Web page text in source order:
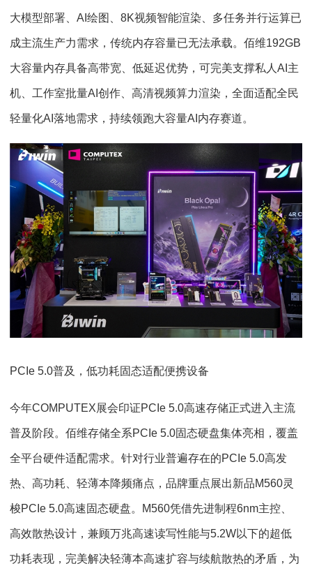
大模型部署、AI绘图、8K视频智能渲染、多任务并行运算已
成主流生产力需求，传统内存容量已无法承载。佰维192GB
大容量内存具备高带宽、低延迟优势，可完美支撑私人AI主
机、工作室批量AI创作、高清视频算力渲染，全面适配全民
轻量化AI落地需求，持续领跑大容量AI内存赛道。
PCIe 5.0普及，低功耗固态适配便携设备
今年COMPUTEX展会印证PCIe 5.0高速存储正式进入主流
普及阶段。佰维存储全系PCIe 5.0固态硬盘集体亮相，覆盖
全平台硬件适配需求。针对行业普遍存在的PCIe 5.0高发
热、高功耗、轻薄本降频痛点，品牌重点展出新品M560灵
梭PCIe 5.0高速固态硬盘。M560凭借先进制程6nm主控、
高效散热设计，兼顾万兆高速读写性能与5.2W以下的超低
功耗表现，完美解决轻薄本高速扩容与续航散热的矛盾，为